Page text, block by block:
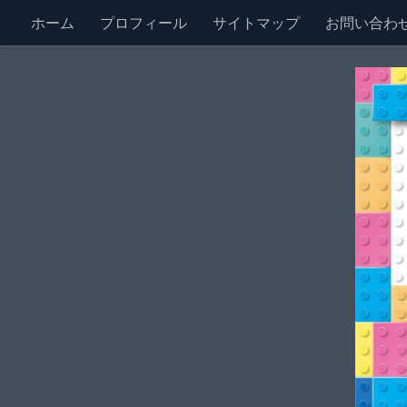
ホーム プロフィール サイトマップ お問い合わ